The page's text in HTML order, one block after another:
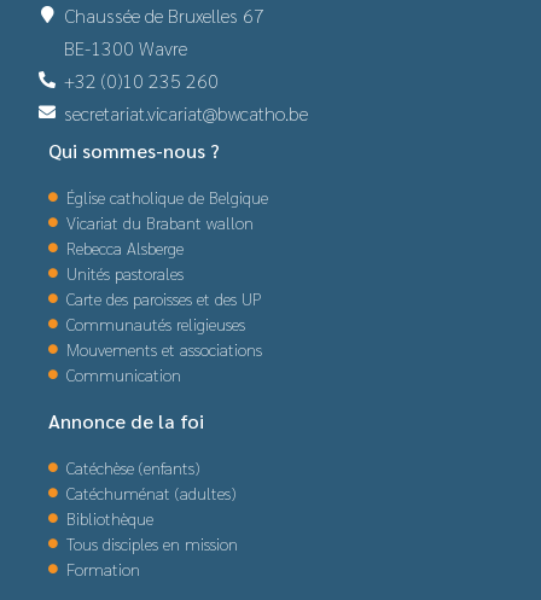
Chaussée de Bruxelles 67
BE-1300 Wavre
+32 (0)10 235 260
secretariat.vicariat@bwcatho.be
Qui sommes-nous ?
Église catholique de Belgique
Vicariat du Brabant wallon
Rebecca Alsberge
Unités pastorales
Carte des paroisses et des UP
Communautés religieuses
Mouvements et associations
Communication
Annonce de la foi
Catéchèse (enfants)
Catéchuménat (adultes)
Bibliothèque
Tous disciples en mission
Formation